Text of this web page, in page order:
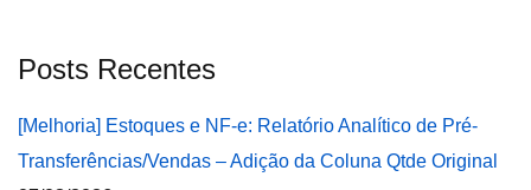
Posts Recentes
[Melhoria] Estoques e NF-e: Relatório Analítico de Pré-
Transferências/Vendas – Adição da Coluna Qtde Original